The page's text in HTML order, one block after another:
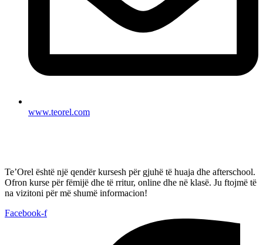
www.teorel.com
Te’Orel është një qendër kursesh për gjuhë të huaja dhe afterschool.
Ofron kurse për fëmijë dhe të rritur, online dhe në klasë. Ju ftojmë të
na vizitoni për më shumë informacion!
Facebook-f